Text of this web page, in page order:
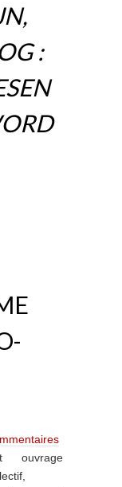
:
ouvrage